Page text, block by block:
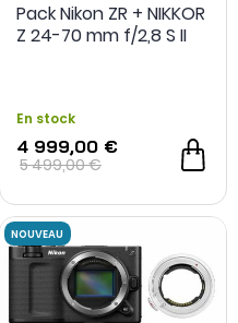
-14 %
Pack Nikon ZR + NIKKOR
Z 24-70 mm f/2,8 S II
En stock
4 999,00 €
5 499,00 €